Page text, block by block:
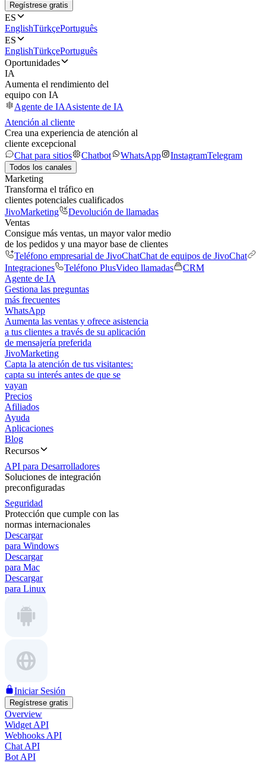
Regístrese gratis
ES
EnglishTürkçePortuguês
ES
EnglishTürkçePortuguês
Oportunidades
IA
Aumenta el rendimiento del
equipo con IA
Agente de IAAsistente de IA
Atención al cliente
Crea una experiencia de atención al
cliente excepcional
Chat para sitios
Chatbot WhatsApp InstagramTelegram
Todos los canales
Marketing
Transforma el tráfico en
clientes potenciales cualificados
JivoMarketing
Devolución de llamadas
Ventas
Consigue más ventas, un mayor valor medio
de los pedidos y una mayor base de clientes
Teléfono empresarial de JivoChatChat de equipos de JivoChat
Integraciones
Teléfono PlusVideo llamadas
CRM
Agente de IA
Gestiona las preguntas
más frecuentes
WhatsApp
Aumenta las ventas y ofrece asistencia
a tus clientes a través de su aplicación
de mensajería preferida
JivoMarketing
Capta la atención de tus visitantes:
capta su interés antes de que se
vayan
Precios
Afiliados
Ayuda
Aplicaciones
Blog
Recursos
API para Desarrolladores
Soluciones de integración
preconfiguradas
Seguridad
Protección que cumple con las
normas internacionales
Descargar
para Windows
Descargar
para Mac
Descargar
para Linux
Iniciar Sesión
Regístrese gratis
Overview
Widget API
Webhooks API
Chat API
Bot API